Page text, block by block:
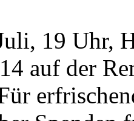
19 Uhr,
auf der